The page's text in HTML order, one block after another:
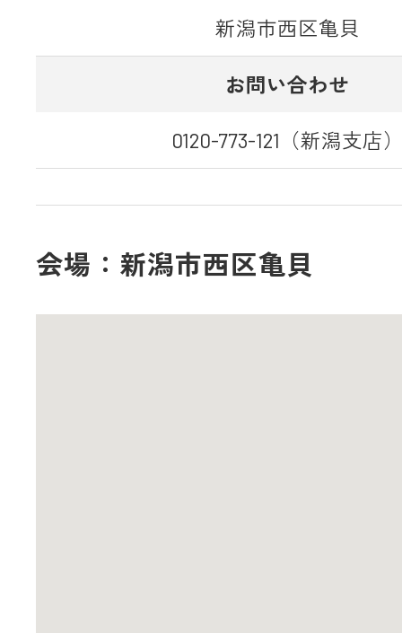
新潟市西区亀貝
お問い合わせ
0120-773-121（新潟支店
会場：新潟市西区亀貝